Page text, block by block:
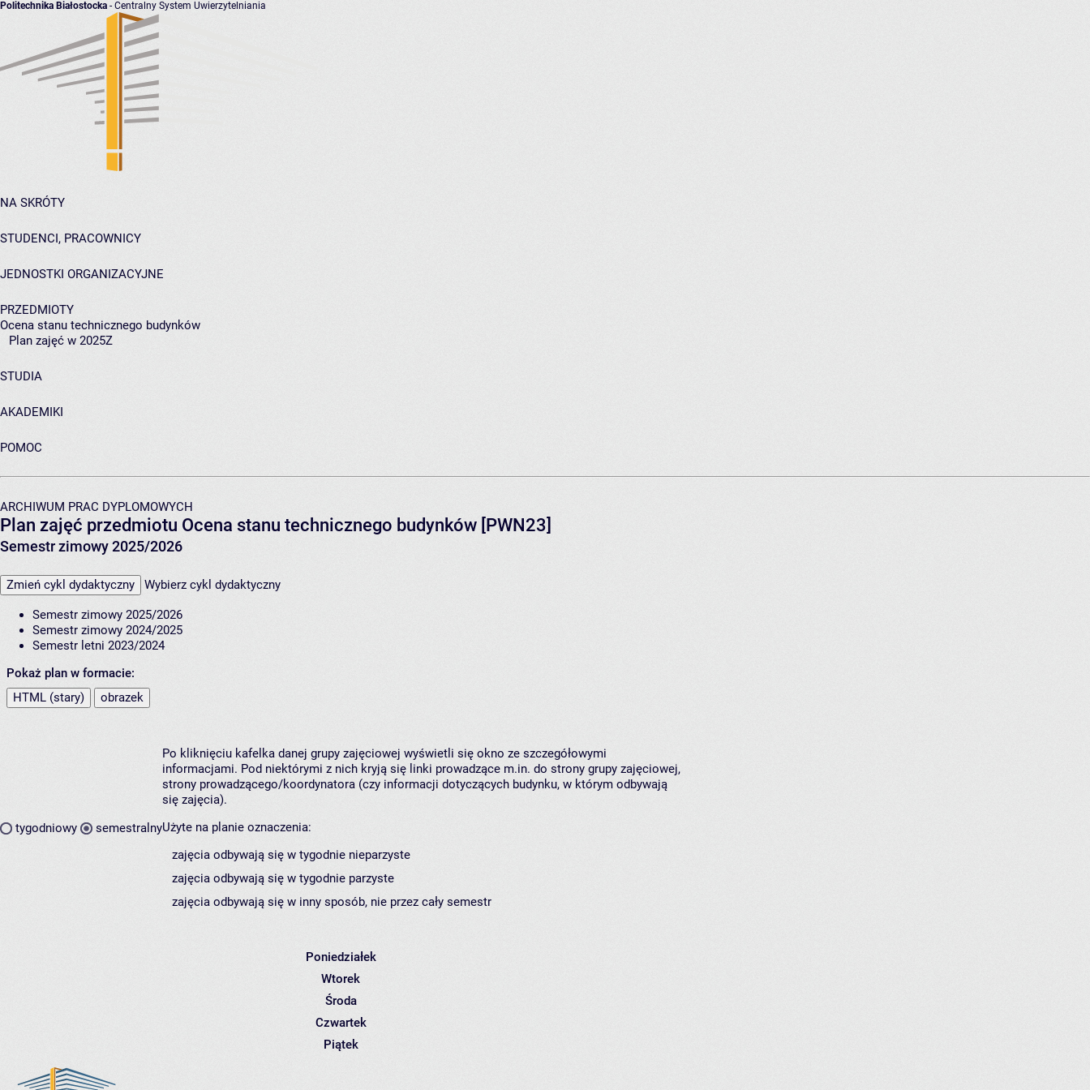
Politechnika Białostocka - Centralny System Uwierzytelniania
NA SKRÓTY
STUDENCI, PRACOWNICY
JEDNOSTKI ORGANIZACYJNE
PRZEDMIOTY
Ocena stanu technicznego budynków
Plan zajęć w 2025Z
STUDIA
AKADEMIKI
POMOC
ARCHIWUM PRAC DYPLOMOWYCH
Plan zajęć przedmiotu Ocena stanu technicznego budynków [PWN23]
Semestr zimowy 2025/2026
Zmień cykl dydaktyczny Wybierz cykl dydaktyczny
Semestr zimowy 2025/2026
Semestr zimowy 2024/2025
Semestr letni 2023/2024
Pokaż plan w formacie:
HTML (stary)
obrazek
tygodniowy semestralny
Po kliknięciu kafelka danej grupy zajęciowej wyświetli się okno ze szczegółowymi
informacjami. Pod niektórymi z nich kryją się linki prowadzące m.in. do strony grupy zajęciowej,
strony prowadzącego/koordynatora (czy informacji dotyczących budynku, w którym odbywają
się zajęcia).
Użyte na planie oznaczenia:
zajęcia odbywają się w tygodnie nieparzyste
zajęcia odbywają się w tygodnie parzyste
zajęcia odbywają się w inny sposób, nie przez cały semestr
Poniedziałek
Wtorek
Środa
Czwartek
Piątek